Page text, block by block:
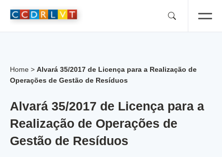
Home > Alvará 35/2017 de Licença para a Realização de
Operações de Gestão de Resíduos
Alvará 35/2017 de Licença para a
Realização de Operações de
Gestão de Resíduos